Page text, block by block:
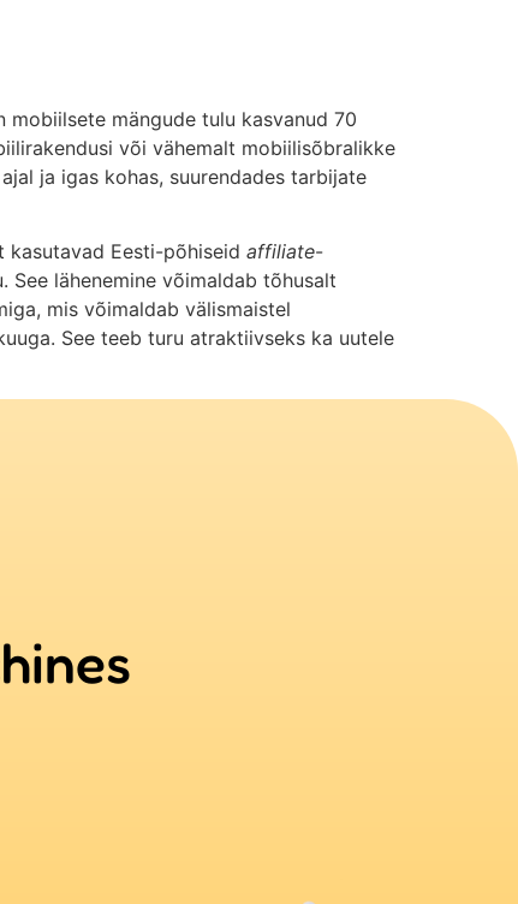
mängude tulu kasvanud 70
või vähemalt mobiilisõbralikke
ja igas kohas, suurendades tarbijate
kasutavad Eesti-põhiseid affiliate-
lähenemine võimaldab tõhusalt
mis võimaldab välismaistel
See teeb turu atraktiivseks ka uutele